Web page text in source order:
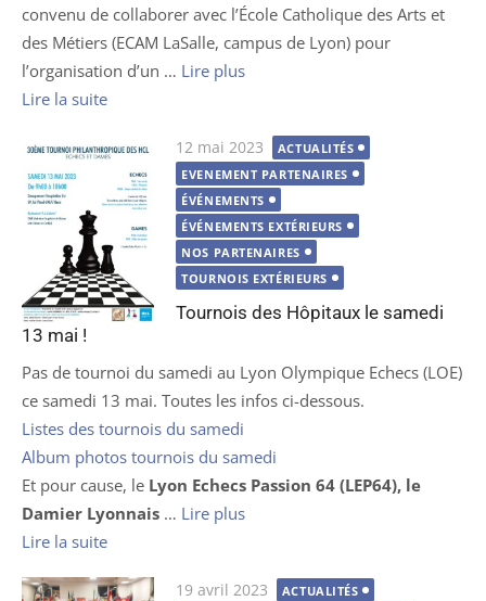
convenu de collaborer avec l’École Catholique des Arts et
des Métiers (ECAM LaSalle, campus de Lyon) pour
l’organisation d’un … Lire plus
Lire la suite
Publié
le
12 mai 2023
ACTUALITÉS
EVENEMENT PARTENAIRES
ÉVÉNEMENTS
ÉVÉNEMENTS EXTÉRIEURS
NOS PARTENAIRES
TOURNOIS EXTÉRIEURS
Tournois des Hôpitaux le samedi
13 mai !
Pas de tournoi du samedi au Lyon Olympique Echecs (LOE)
ce samedi 13 mai. Toutes les infos ci-dessous.
Listes des tournois du samedi
Album photos tournois du samedi
Et pour cause, le Lyon Echecs Passion 64 (LEP64), le
Damier Lyonnais … Lire plus
Lire la suite
Publié
19 avril 2023
ACTUALITÉS